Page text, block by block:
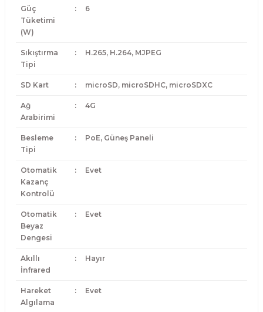
Güç
Tüketimi
(W)
: 6
Sıkıştırma
Tipi
: H.265, H.264, MJPEG
SD Kart : microSD, microSDHC, microSDXC
Ağ
Arabirimi
: 4G
Besleme
Tipi
: PoE, Güneş Paneli
Otomatik
Kazanç
Kontrolü
: Evet
Otomatik
Beyaz
Dengesi
: Evet
Akıllı
İnfrared
: Hayır
Hareket
Algılama
: Evet